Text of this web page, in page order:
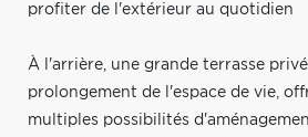
profiter de l'extérieur au quotidien
À l'arrière, une grande terrasse
prolongement de l'espace de vie,
multiples possibilités